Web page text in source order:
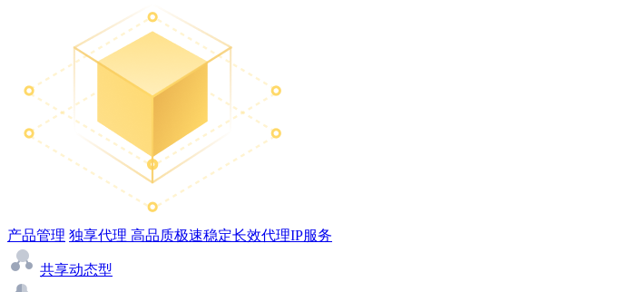
产品管理 独享代理 高品质极速稳定长效代理IP服务
共享动态型